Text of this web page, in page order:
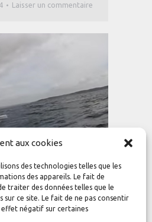
aux cookies
des technologies telles que les
des appareils. Le fait de
traiter des données telles que le
ce site. Le fait de ne pas consentir
négatif sur certaines
Laisser un commentaire
Test en Baie